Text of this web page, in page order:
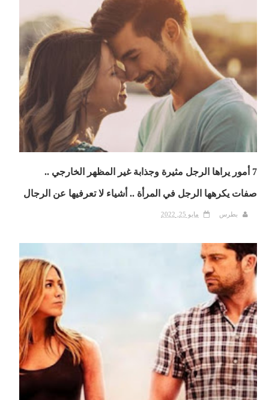
7 أمور يراها الرجل مثيرة وجذابة غير المظهر الخارجي ..
صفات يكرهها الرجل في المرأة .. أشياء لا تعرفيها عن الرجال
بطرس مايو 25, 2022